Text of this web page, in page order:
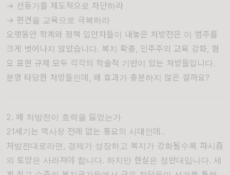
→ 선동가를 제도적으로 차단하라
→ 편견을 교육으로 극복하라
오랫동안 학계와 정책 입안자들이 내놓은 처방전은 이 범주를
크게 벗어나지 않았습니다. 복지 확충, 민주주의 교육 강화, 혐
오 표현 규제 모두 각각의 학술적 기반이 있는 처방들입니다.
분명 타당한 처방들인데, 왜 효과가 충분하지 않은 걸까요?
2. 왜 처방전이 효력을 잃었는가
21세기는 역사상 전례 없는 풍요의 시대인데..
처방전대로라면, 경제가 성장하고 복지가 강화될수록 파시즘
의 토양은 사라져야 합니다. 하지만 현실은 정반대입니다. 세